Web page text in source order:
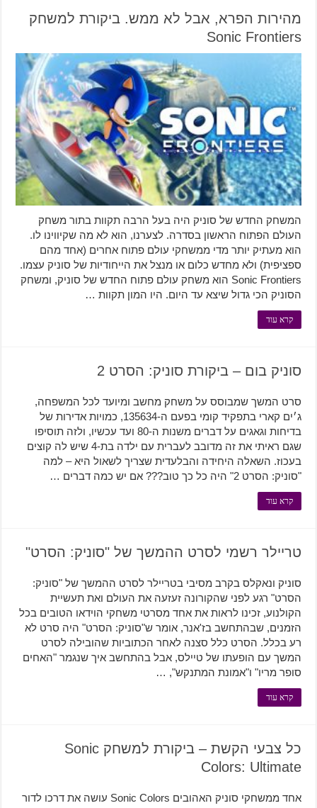
מהירות הפרא, אבל לא ממש. ביקורת למשחק
Sonic Frontiers
המשחק החדש של סוניק היה בעל הרבה תקוות בתור משחק
העולם הפתוח הראשון בסדרה. לצערנו, הוא לא מה שקיווינו לו.
הוא מעתיק יותר מדי ממשחקי עולם פתוח אחרים (אחד מהם
ספציפית) ולא מחדש כלום או מנצל את הייחודיות של סוניק עצמו.
Sonic Frontiers הוא משחק עולם פתוח החדש של סוניק, ומשחק
הסוניק הכי גדול שיצא עד היום. היו המון תקוות …
קרא עוד
סוניק בום – ביקורת סוניק: הסרט 2
סרט המשך שמבוסס על משחק מחשב ומיועד לכל המשפחה,
ג׳ים קארי בתפקיד קומי בפעם ה-135634, כמויות אדירות של
בדיחות וגאגים על דברים משנות ה-80 ועד עכשיו, ולזה תוסיפו
שגם ראיתי את זה מדובב לעברית עם ילדה בת-4 שיש לה קוצים
בעכוז. השאלה היחידה והבלעדית שצריך לשאול היא – למה
"סוניק: הסרט 2" היה כל כך טוב??? אם יש כמה דברים …
קרא עוד
טריילר רשמי לסרט ההמשך של "סוניק: הסרט"
סוניק ונאקלס בקרב מסיבי בטריילר לסרט ההמשך של "סוניק:
הסרט" רגע לפני שהקורונה זעזעה את העולם ואת תעשיית
הקולנוע, זכינו לראות את אחד מסרטי משחקי הוידאו הטובים בכל
הזמנים, שבהתחשב בז'אנר, אומר ש"סוניק: הסרט" היה סרט לא
רע בכלל. הסרט כלל סצנה לאחר הכתוביות שהובילה לסרט
המשך עם הופעתו של טיילס, אבל בהתחשב איך שנגמר "האחים
סופר מריו" ו"אמונת המתנקש", …
קרא עוד
כל צבעי הקשת – ביקורת למשחק Sonic
Colors: Ultimate
אחד ממשחקי סוניק האהובים Sonic Colors עושה את דרכו לדור